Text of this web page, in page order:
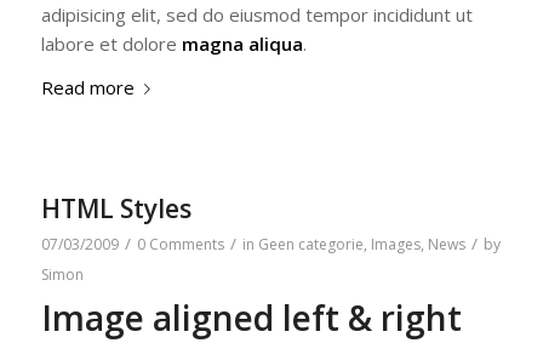
adipisicing elit, sed do eiusmod tempor incididunt ut
labore et dolore magna aliqua.
Read more
HTML Styles
07/03/2009 / 0 Comments / in Geen categorie, Images, News / by
Simon
Image aligned left & right